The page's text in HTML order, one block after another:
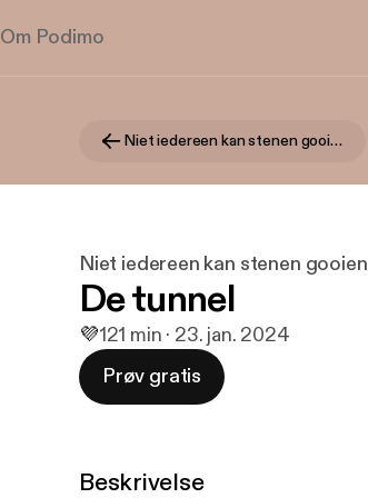
Om Podimo
Niet iedereen kan stenen gooien
Niet iedereen kan stenen gooien
De tunnel
💜121 min · 23. jan. 2024
Prøv gratis
Beskrivelse